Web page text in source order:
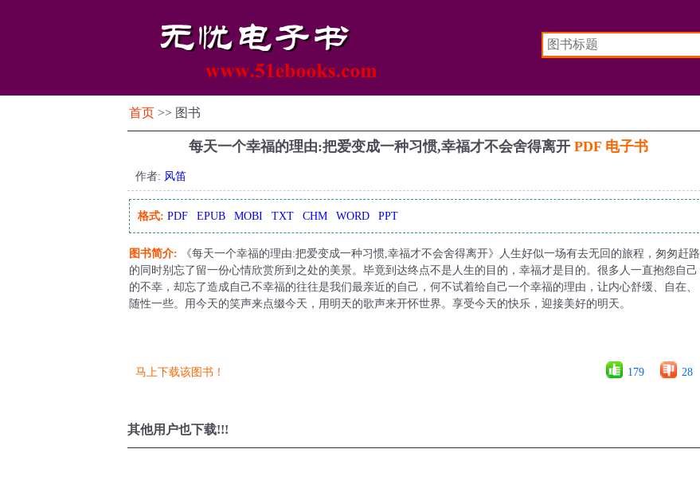
首页 >> 图书
每天一个幸福的理由:把爱变成一种习惯,幸福才不会舍得离开 PDF 电子书
作者: 风笛
格式: PDF EPUB MOBI TXT CHM WORD PPT
图书简介: 《每天一个幸福的理由:把爱变成一种习惯,幸福才不会舍得离开》人生好似一场有去无回的旅程，匆匆赶路
的同时别忘了留一份心情欣赏所到之处的美景。毕竟到达终点不是人生的目的，幸福才是目的。很多人一直抱怨自己
的不幸，却忘了造成自己不幸福的往往是我们最亲近的自己，何不试着给自己一个幸福的理由，让内心舒缓、自在、
随性一些。用今天的笑声来点缀今天，用明天的歌声来开怀世界。享受今天的快乐，迎接美好的明天。
马上下载该图书！ 179 28
其他用户也下载!!!